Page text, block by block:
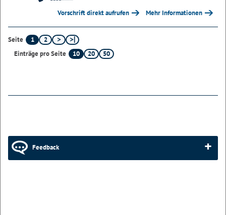
Vorschrift direkt aufrufen Mehr Informationen
Seite 1
2
Einträge pro Seite
10 20 50
Feedback